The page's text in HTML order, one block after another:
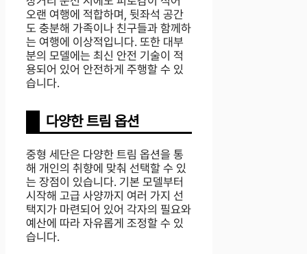
오랜 여행에 적합하며, 뒷좌석 공간
도 충분해 가족이나 친구들과 함께하
는 여행에 이상적입니다. 또한 대부
분의 모델에는 최신 안전 기술이 적
용되어 있어 안전하게 주행할 수 있
습니다.
다양한 트림 옵션
중형 세단은 다양한 트림 옵션을 통
해 개인의 취향에 맞춰 선택할 수 있
는 장점이 있습니다. 기본 모델부터
시작해 고급 사양까지 여러 가지 선
택지가 마련되어 있어 각자의 필요와
예산에 따라 자유롭게 조정할 수 있
습니다.